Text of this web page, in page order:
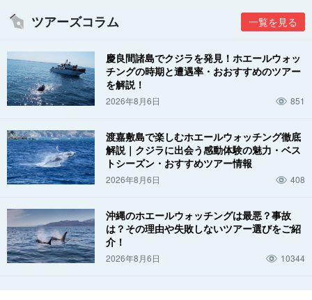
ツアーズコラム 一覧を見る
慶良間諸島でクジラを発見！ホエールウォッ
チングの時期と遭遇率・おおすすめのツアー
を解説！
2026年8月6日 851
渡嘉敷島で楽しむホエールウォッチング徹底
解説｜クジラに出会う感動体験の魅力・ベス
トシーズン・おすすめツアー情報
2026年8月6日 408
沖縄のホエールウォッチングは最悪？事故
は？その理由や失敗しないツアー選びをご紹
介！
2026年8月6日 10344